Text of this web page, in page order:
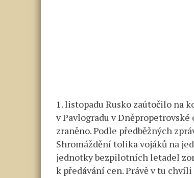
1. listopadu Rusko zaútočilo na
v Pavlogradu v
zraněno. Podle předběžných
Shromáždění tolika vojáků na
jednotky bezpilotních letadel
k předávání cen. Právě v tu